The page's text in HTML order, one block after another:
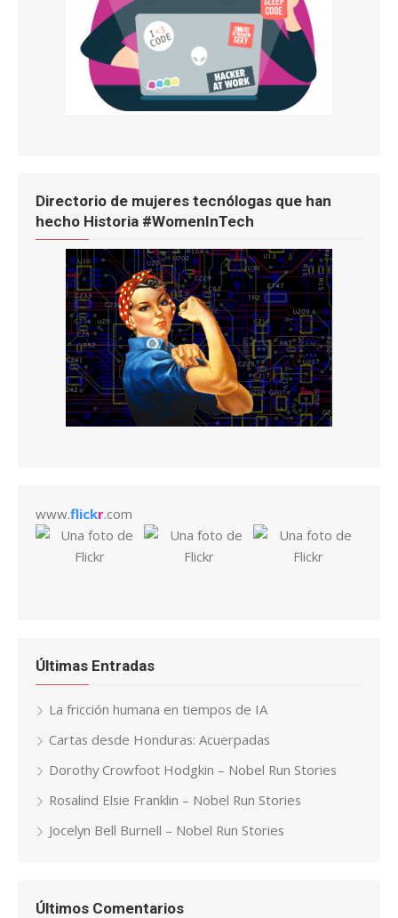
Directorio de mujeres tecnólogas que han
hecho Historia #WomenInTech
www.flickr.com
Últimas Entradas
La fricción humana en tiempos de IA
Cartas desde Honduras: Acuerpadas
Dorothy Crowfoot Hodgkin – Nobel Run Stories
Rosalind Elsie Franklin – Nobel Run Stories
Jocelyn Bell Burnell – Nobel Run Stories
Últimos Comentarios